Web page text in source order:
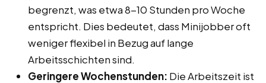
begrenzt, was etwa 8-10 Stunden pro Woche
entspricht. Dies bedeutet, dass Minijobber oft
weniger flexibel in Bezug auf lange
Arbeitsschichten sind.
Geringere Wochenstunden: Die Arbeitszeit ist